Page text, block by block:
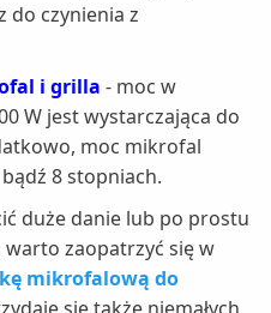
do czynienia z
i grilla - moc w
W jest wystarczająca do
moc mikrofal
8 stopniach.
duże danie lub po prostu
zaopatrzyć się w
mikrofalową do